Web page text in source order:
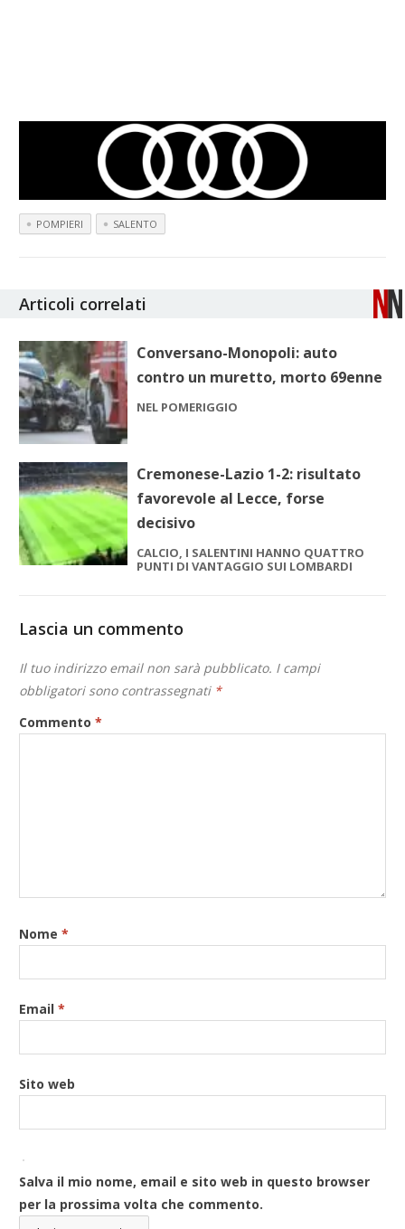
POMPIERI SALENTO
Articoli correlati
Conversano-Monopoli: auto
contro un muretto, morto 69enne
NEL POMERIGGIO
Cremonese-Lazio 1-2: risultato
favorevole al Lecce, forse
decisivo
CALCIO, I SALENTINI HANNO QUATTRO
PUNTI DI VANTAGGIO SUI LOMBARDI
Lascia un commento
Il tuo indirizzo email non sarà pubblicato. I campi
obbligatori sono contrassegnati *
Commento*
Nome*
Email*
Sito web
Salva il mio nome, email e sito web in questo browser
per la prossima volta che commento.